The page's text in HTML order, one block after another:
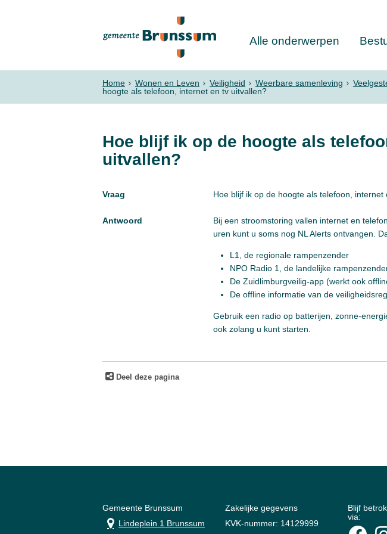
Alle onderwerpen
Home Wonen en Leven Veiligheid Weerbare samenleving
hoogte als telefoon, internet en tv uitvallen?
Hoe blijf ik op de hoogte als
uitvallen?
Vraag Hoe blijf ik op de hoogte als telefoon, internet
Antwoord
Bij een stroomstoring vallen internet en
uren kunt u soms nog NL Alerts ontvangen.
L1, de regionale rampenzender
NPO Radio 1, de landelijke
De Zuidlimburgveilig-app (werkt ook
De offline informatie van de
Gebruik een radio op batterijen, zonne-
ook zolang u kunt starten.
Deel deze pagina
Gemeente Brunssum
Lindeplein 1 Brunssum
Zakelijke gegevens
KVK-nummer: 14129999
Blijf
via: